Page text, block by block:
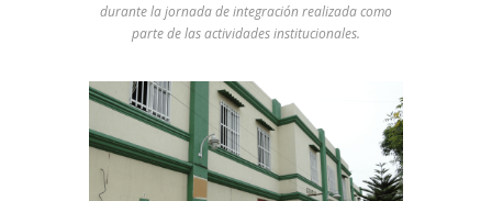
durante la jornada de integración realizada como
parte de las actividades institucionales.